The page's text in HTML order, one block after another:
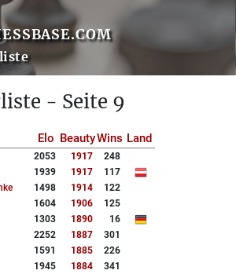
- Seite 9
Elo BeautyWins Land
2053 1917
248
1939 1917
117
1498 1914
122
1604 1906
125
1303 1890
16
2252 1887
301
1591 1885
226
1945 1884
341